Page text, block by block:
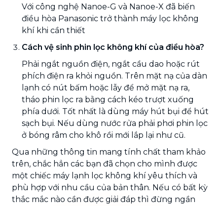
Với công nghệ Nanoe-G và Nanoe-X đã biến
điều hòa Panasonic trở thành máy lọc không
khí khi cần thiết
Cách vệ sinh phin lọc không khí của điều hòa?
Phải ngắt nguồn điện, ngắt cầu dao hoặc rút
phích điện ra khỏi nguồn. Trên mặt nạ của dàn
lạnh có nút bấm hoặc lẫy để mở mặt nạ ra,
tháo phin lọc ra bằng cách kéo trượt xuống
phía dưới. Tốt nhất là dùng máy hút bụi để hút
sạch bụi. Nếu dùng nước rửa phải phơi phin lọc
ở bóng râm cho khô rồi mới lắp lại như cũ.
Qua những thông tin mang tính chất tham khảo
trên, chắc hẳn các bạn đã chọn cho mình được
một chiếc máy lạnh lọc không khí yêu thích và
phù hợp với nhu cầu của bản thân. Nếu có bất kỳ
thắc mắc nào cần được giải đáp thì đừng ngần